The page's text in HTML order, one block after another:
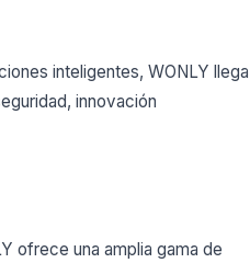
inteligentes, WONLY llega
innovación
ofrece una amplia gama de